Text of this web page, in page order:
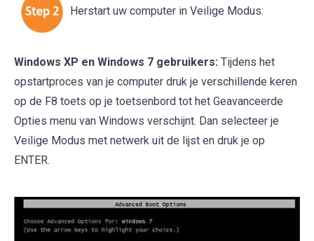
Herstart uw computer in Veilige Modus:
Windows XP en Windows 7 gebruikers: Tijdens het
opstartproces van je computer druk je verschillende keren
op de F8 toets op je toetsenbord tot het Geavanceerde
Opties menu van Windows verschijnt. Dan selecteer je
Veilige Modus met netwerk uit de lijst en druk je op
ENTER.